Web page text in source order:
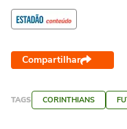
Compartilhar
TAGS CORINTHIANS